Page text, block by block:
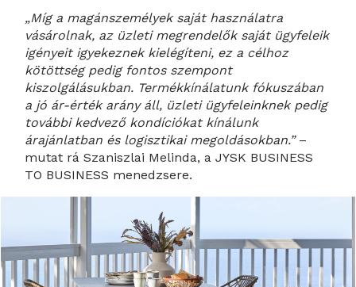
„Míg a magánszemélyek saját használatra
vásárolnak, az üzleti megrendelők saját ügyfeleik
igényeit igyekeznek kielégíteni, ez a célhoz
kötöttség pedig fontos szempont
kiszolgálásukban. Termékkínálatunk fókuszában
a jó ár-érték arány áll, üzleti ügyfeleinknek pedig
további kedvező kondíciókat kínálunk
árajánlatban és logisztikai megoldásokban.”–
mutat rá Szaniszlai Melinda, a JYSK BUSINESS
TO BUSINESS menedzsere.